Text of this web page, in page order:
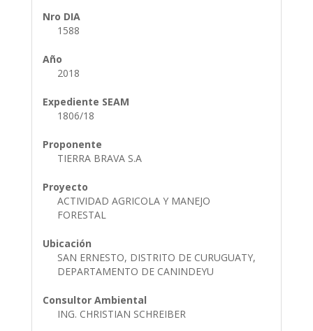
Nro DIA
1588
Año
2018
Expediente SEAM
1806/18
Proponente
TIERRA BRAVA S.A
Proyecto
ACTIVIDAD AGRICOLA Y MANEJO
FORESTAL
Ubicación
SAN ERNESTO, DISTRITO DE CURUGUATY,
DEPARTAMENTO DE CANINDEYU
Consultor Ambiental
ING. CHRISTIAN SCHREIBER